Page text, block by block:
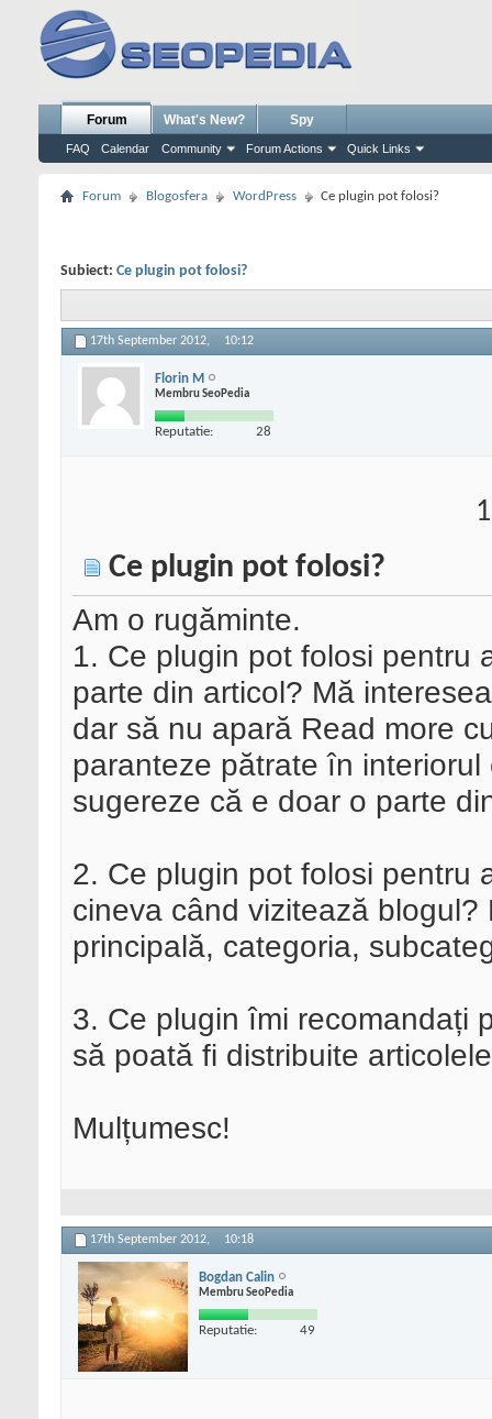
Forum
FAQ Calendar Community Forum Actions Quick Links
What's New? Spy
Forum Blogosfera WordPress Ce plugin pot folosi?
Subiect: Ce plugin pot folosi?
17th September 2012, 10:12
Florin M
Membru SeoPedia
Reputatie: 28
Ce plugin pot folosi?
Am o rugăminte.
1. Ce plugin pot folosi pentru
parte din articol? Mă
dar să nu apară Read more
paranteze pătrate în
sugereze că e doar o parte
2. Ce plugin pot folosi pentru
cineva când vizitează
principală, categoria,
3. Ce plugin îmi recomandați
să poată fi distribuite
Mulțumesc!
17th September 2012, 10:18
Bogdan Calin
Membru SeoPedia
Reputatie: 49